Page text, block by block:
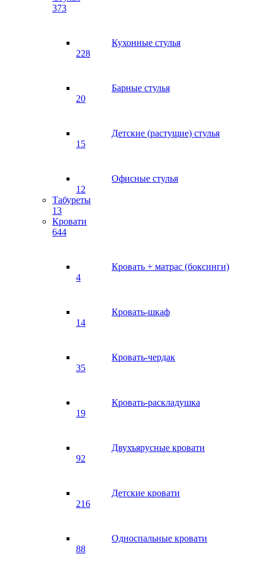
373
Кухонные стулья
228
Барные стулья
20
Детские (растущие) стулья
15
Офисные стулья
12
Табуреты
13
Кровати
644
Кровать + матрас (боксинги)
4
Кровать-шкаф
14
Кровать-чердак
35
Кровать-раскладушка
19
Двухъярусные кровати
92
Детские кровати
216
Односпальные кровати
88